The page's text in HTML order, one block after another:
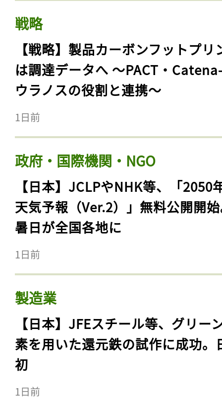
戦略
【戦略】製品カーボンフットプリ
は調達データへ 〜PACT・
ウラノスの役割と連携〜
1日前
政府・国際機関・NGO
【日本】JCLPやNHK等、「2050
天気予報（Ver.2）」無料公開開
暑日が全国各地に
1日前
製造業
【日本】JFEスチール等、グリー
素を用いた還元鉄の試作に成功。
初
1日前